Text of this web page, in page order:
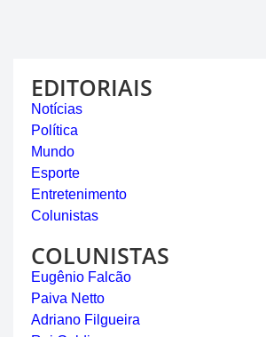
EDITORIAIS
Notícias
Política
Mundo
Esporte
Entretenimento
Colunistas
COLUNISTAS
Eugênio Falcão
Paiva Netto
Adriano Filgueira